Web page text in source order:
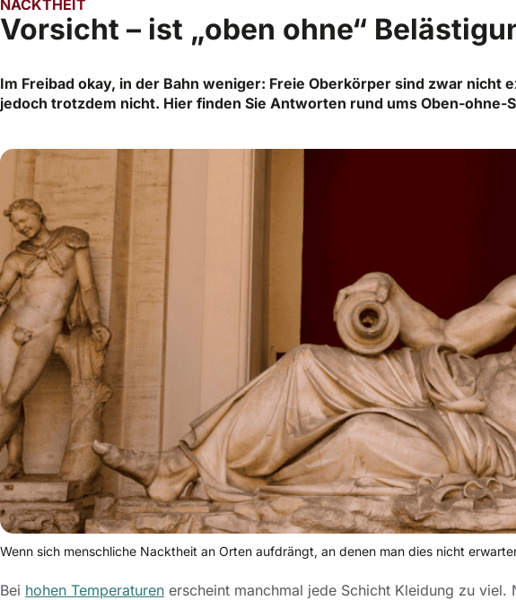
NACKTHEIT
Vorsicht – ist „oben ohne“
Im Freibad okay, in der Bahn weniger: Freie Oberkörper sind zwar nicht
jedoch trotzdem nicht. Hier finden Sie Antworten rund ums Oben-ohne-
Wenn sich menschliche Nacktheit an Orten aufdrängt, an denen man dies nicht
Bei hohen Temperaturen erscheint manchmal jede Schicht Kleidung zu